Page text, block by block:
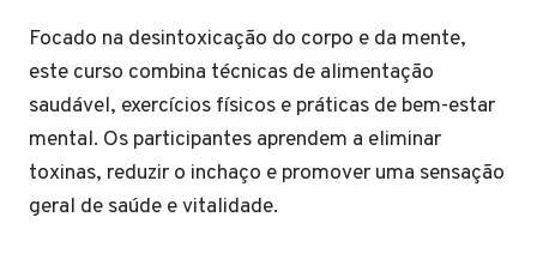
Focado na desintoxicação do corpo e da mente,
este curso combina técnicas de alimentação
saudável, exercícios físicos e práticas de bem-estar
mental. Os participantes aprendem a eliminar
toxinas, reduzir o inchaço e promover uma sensação
geral de saúde e vitalidade.